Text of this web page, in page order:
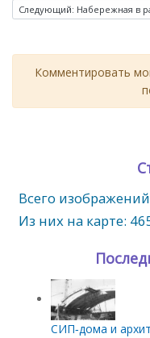
Следующий: Набережная в
Комментировать
Всего
Из них на карте:
СИП‑дома и